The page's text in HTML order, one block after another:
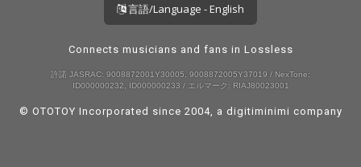
言語/Language - English
Connects musicians and fans in Lossless
許諾 JASRAC: 9008872001Y30005, 9008872005Y37019 / NexTone:
ID000000232, ID000000233 / エルマーク: RIAJ80023001
© OTOTOY Incorporated since 2004, a digitiminimi company